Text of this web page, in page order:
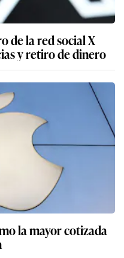
de la red social X
y retiro de dinero
la mayor cotizada